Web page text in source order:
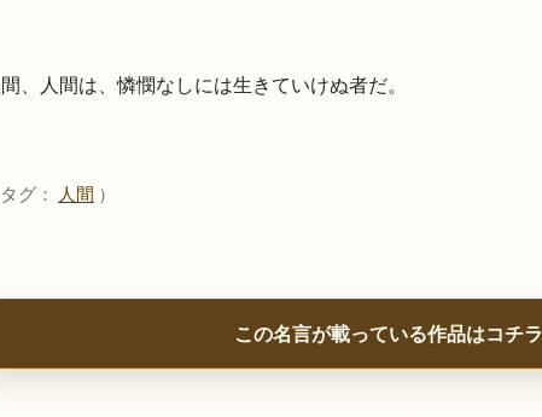
、人間は、憐憫なしには生きていけぬ者だ。
タグ： 人間 ）
この名言が載っている作品はコチラ